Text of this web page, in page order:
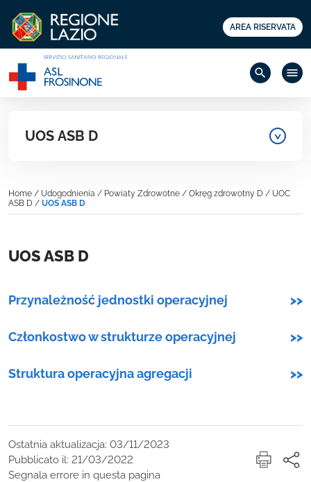
AREA RISERVATA
search menu
UOS ASB D
Home / Udogodnienia / Powiaty Zdrowotne / Okręg zdrowotny D / UOC
ASB D / UOS ASB D
UOS ASB D
Przynależność jednostki operacyjnej >>
Członkostwo w strukturze operacyjnej >>
Struktura operacyjna agregacji >>
Ostatnia aktualizacja: 03/11/2023
Pubblicato il: 21/03/2022
Segnala errore in questa pagina